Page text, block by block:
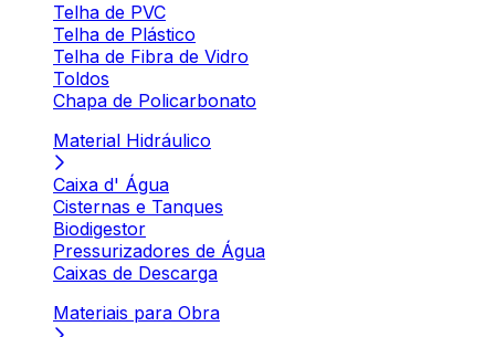
Telha de PVC
Telha de Plástico
Telha de Fibra de Vidro
Toldos
Chapa de Policarbonato
Material Hidráulico
Caixa d' Água
Cisternas e Tanques
Biodigestor
Pressurizadores de Água
Caixas de Descarga
Materiais para Obra